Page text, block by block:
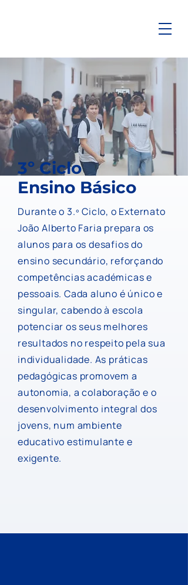
3º Ciclo
Ensino Básico
Durante o 3.º Ciclo, o Externato
João Alberto Faria prepara os
alunos para os desafios do
ensino secundário, reforçando
competências académicas e
pessoais. Cada aluno é único e
singular, cabendo à escola
potenciar os seus melhores
resultados no respeito pela sua
individualidade. As práticas
pedagógicas promovem a
autonomia, a colaboração e o
desenvolvimento integral dos
jovens, num ambiente
educativo estimulante e
exigente.